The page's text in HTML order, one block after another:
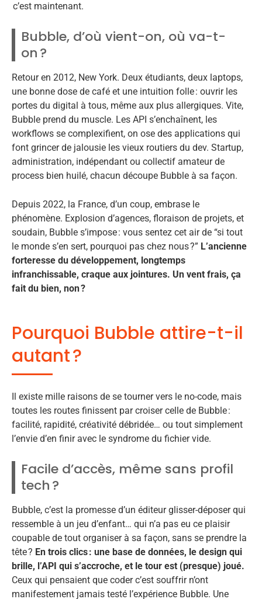
c’est maintenant.
Bubble, d’où vient-on, où va-t-
on ?
Retour en 2012, New York. Deux étudiants, deux laptops,
une bonne dose de café et une intuition folle : ouvrir les
portes du digital à tous, même aux plus allergiques. Vite,
Bubble prend du muscle. Les API s’enchaînent, les
workflows se complexifient, on ose des applications qui
font grincer de jalousie les vieux routiers du dev. Startup,
administration, indépendant ou collectif amateur de
process bien huilé, chacun découpe Bubble à sa façon.
Depuis 2022, la France, d’un coup, embrase le
phénomène. Explosion d’agences, floraison de projets, et
soudain, Bubble s’impose : vous sentez cet air de “si tout
le monde s’en sert, pourquoi pas chez nous ?” L’ancienne
forteresse du développement, longtemps
infranchissable, craque aux jointures. Un vent frais, ça
fait du bien, non ?
Pourquoi Bubble attire-t-il
autant ?
Il existe mille raisons de se tourner vers le no-code, mais
toutes les routes finissent par croiser celle de Bubble :
facilité, rapidité, créativité débridée… ou tout simplement
l’envie d’en finir avec le syndrome du fichier vide.
Facile d’accès, même sans profil
tech ?
Bubble, c’est la promesse d’un éditeur glisser-déposer qui
ressemble à un jeu d’enfant… qui n’a pas eu ce plaisir
coupable de tout organiser à sa façon, sans se prendre la
tête ? En trois clics : une base de données, le design qui
brille, l’API qui s’accroche, et le tour est (presque) joué.
Ceux qui pensaient que coder c’est souffrir n’ont
manifestement jamais testé l’expérience Bubble. Une